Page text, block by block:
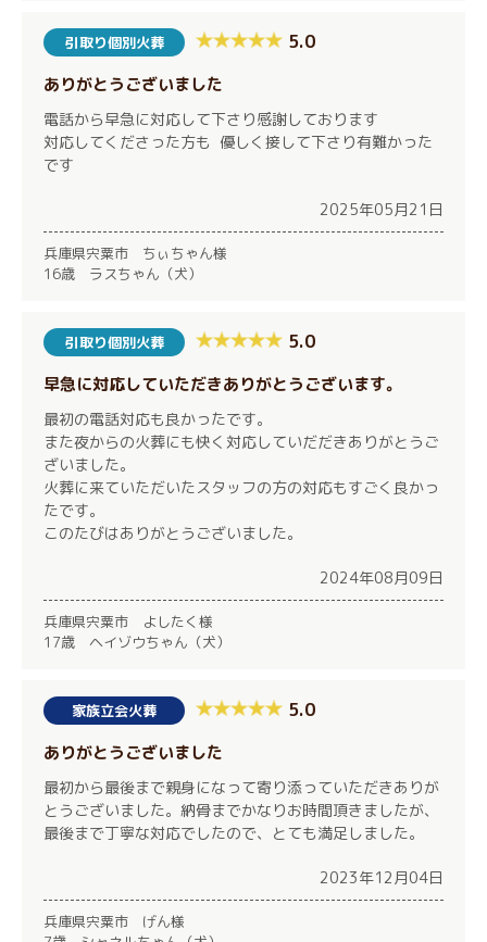
引取り個別火葬 5.0
ありがとうございました
電話から早急に対応して下さり感謝しております
対応してくださった方も 優しく接して下さり有難かった
です
2025年05月21日
兵庫県宍粟市 ちぃちゃん様
16歳 ラスちゃん（犬）
引取り個別火葬 5.0
早急に対応していただきありがとうございます。
最初の電話対応も良かったです。
また夜からの火葬にも快く対応していだだきありがとうご
ざいました。
火葬に来ていただいたスタッフの方の対応もすごく良かっ
たです。
このたびはありがとうございました。
2024年08月09日
兵庫県宍粟市 よしたく様
17歳 ヘイゾウちゃん（犬）
家族立会火葬 5.0
ありがとうございました
最初から最後まで親身になって寄り添っていただきありが
とうございました。納骨までかなりお時間頂きましたが、
最後まで丁寧な対応でしたので、とても満足しました。
2023年12月04日
兵庫県宍粟市 げん様